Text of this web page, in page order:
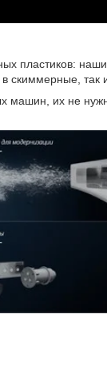
пластиков:
скиммерные, так
машин, их не